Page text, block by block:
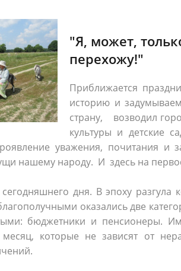
Инициативные
Противодействие
"Я, может,
перехожу!"
Приближается
историю и
страну, возводил
культуры и детские
уважения, почитания и
нашему народу. И здесь на
дня. В эпоху разгула
оказались две
бюджетники и пенсионеры.
которые не зависят от